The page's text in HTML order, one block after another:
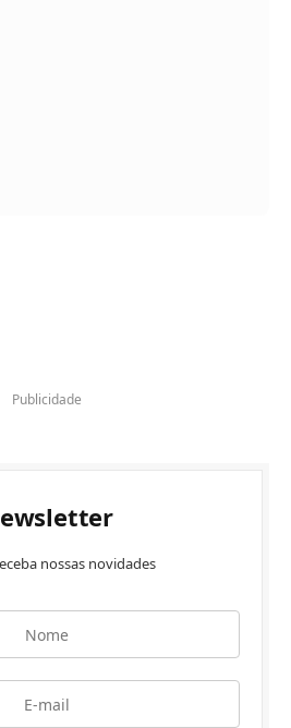
Publicidade
nossas novidades